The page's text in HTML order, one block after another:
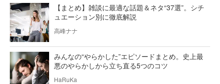
【まとめ】雑談に最適な話題＆ネタ“37選”。シチ
ュエーション別に徹底解説
高峰ナナ
みんなの“やらかした”エピソードまとめ。史上最
悪のやらかしから立ち直る5つのコツ
HaRuKa